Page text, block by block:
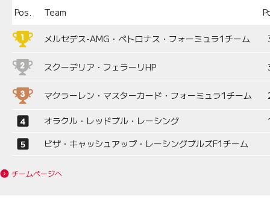
Pos. Team
メルセデス-AMG・ペトロナス・フォーミュラ1チーム
スクーデリア・フェラーリHP
マクラーレン・マスターカード・フォーミュラ1チーム
オラクル・レッドブル・レーシング
ビザ・キャッシュアップ・レーシングブルズF1チーム
チームページへ